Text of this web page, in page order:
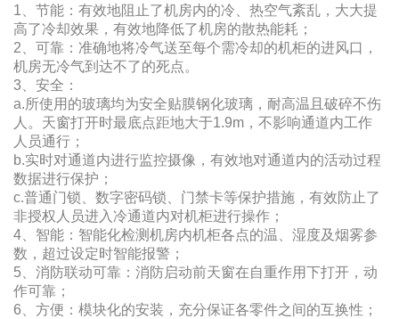
1、节能：有效地阻止了机房内的冷、热空气紊乱，大大提
高了冷却效果，有效地降低了机房的散热能耗；
2、可靠：准确地将冷气送至每个需冷却的机柜的进风口，
机房无冷气到达不了的死点。
3、安全：
a.所使用的玻璃均为安全贴膜钢化玻璃，耐高温且破碎不伤
人。天窗打开时最底点距地大于1.9m，不影响通道内工作
人员通行；
b.实时对通道内进行监控摄像，有效地对通道内的活动过程
数据进行保护；
c.普通门锁、数字密码锁、门禁卡等保护措施，有效防止了
非授权人员进入冷通道内对机柜进行操作；
4、智能：智能化检测机房内机柜各点的温、湿度及烟雾参
数，超过设定时智能报警；
5、消防联动可靠：消防启动前天窗在自重作用下打开，动
作可靠；
6、方便：模块化的安装，充分保证各零件之间的互换性；